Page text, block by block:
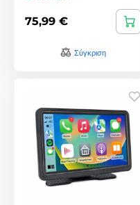
75,99 €
Σύγκριση